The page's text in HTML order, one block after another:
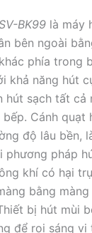
BK99 là máy
bên ngoài
phía trong
khả năng hút
hút sạch tất
Cánh
độ lâu bền,
phương pháp
khí có hại
bằng
bị hút mùi
để rọi sáng